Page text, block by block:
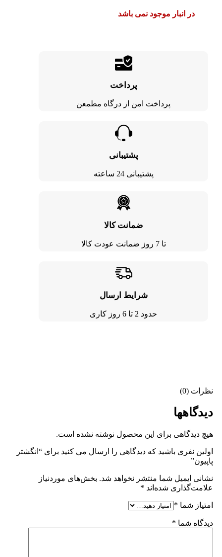
در انبار موجود نمی باشد
پرداخت
پرداخت امن از درگاه مطمعن
پشتیبانی
پشتیبانی 24 ساعته
ضمانت کالا
تا 7 روز ضمانت عودت کالا
شرایط ارسال
حدود 2 تا 6 روز کاری
نظرات (0)
دیدگاهها
هیچ دیدگاهی برای این محصول نوشته نشده است.
اولین نفری باشید که دیدگاهی را ارسال می کنید برای “انگشتر
پاپیون”
نشانی ایمیل شما منتشر نخواهد شد. بخش‌های موردنیاز
علامت‌گذاری شده‌اند *
امتیاز شما *
دیدگاه شما *